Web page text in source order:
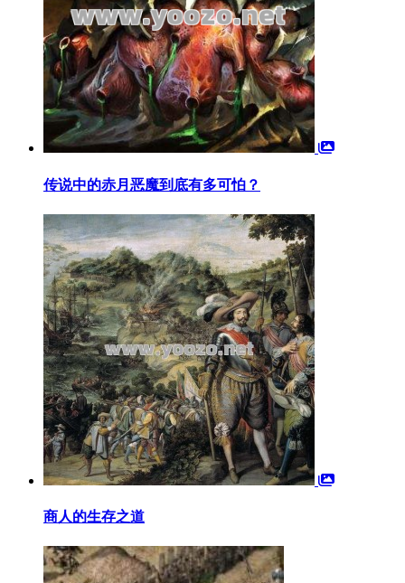
传说中的赤月恶魔到底有多可怕？
商人的生存之道